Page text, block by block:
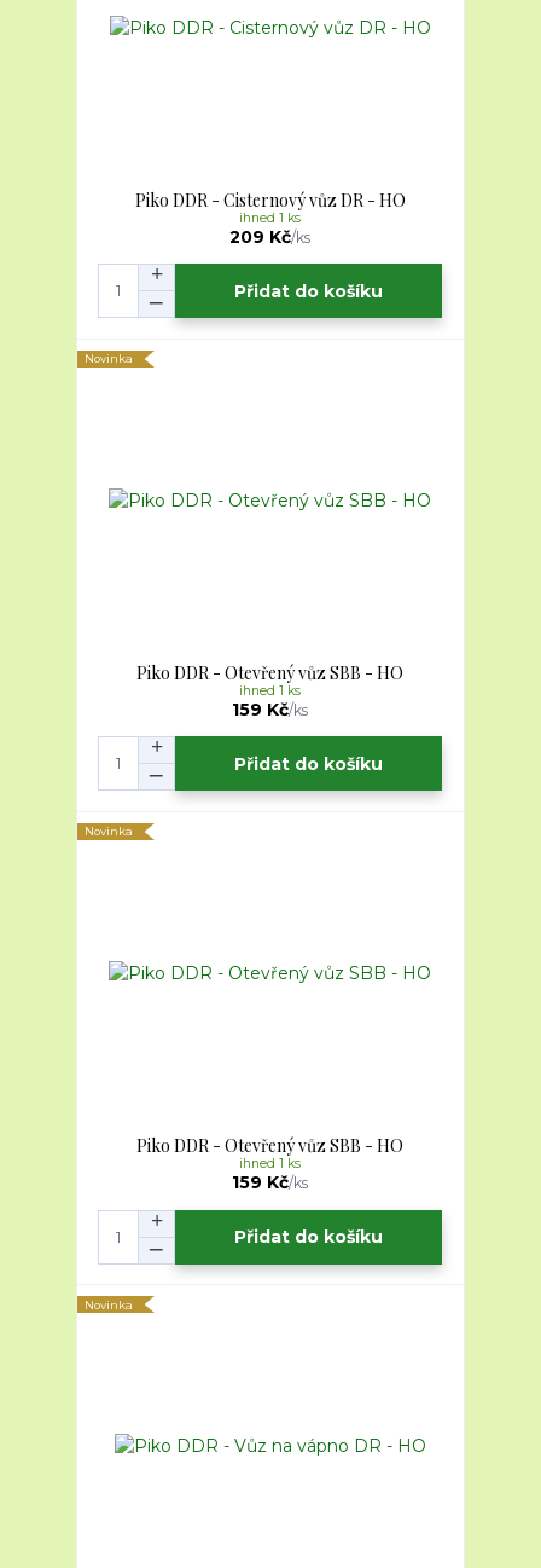
Piko DDR - Cisternový vůz DR - HO
209 Kč/ks
ihned 1 ks
Přidat do košíku
Novinka
Piko DDR - Otevřený vůz SBB - HO
159 Kč/ks
ihned 1 ks
Přidat do košíku
Novinka
Piko DDR - Otevřený vůz SBB - HO
159 Kč/ks
ihned 1 ks
Přidat do košíku
Novinka